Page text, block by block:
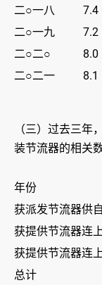
二○一八
7.4
二○一九
7.2
二○二○
8.0
二○二一
8.1
（三）过去三年
装节流器的相关
年份
获派发节流器供
获提供节流器连
获提供节流器连
总计